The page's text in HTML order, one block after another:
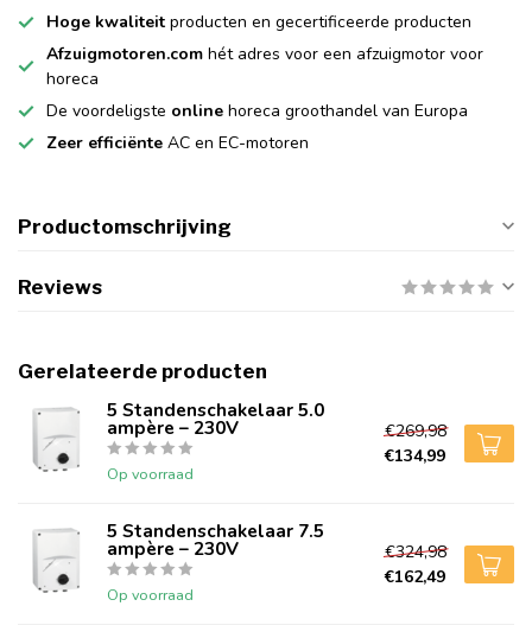
Hoge kwaliteit producten en gecertificeerde producten
Afzuigmotoren.com hét adres voor een afzuigmotor voor
horeca
De voordeligste online horeca groothandel van Europa
Zeer efficiënte AC en EC-motoren
Productomschrijving
Reviews
Gerelateerde producten
5 Standenschakelaar 5.0
ampère – 230V
Op voorraad
€269,98
€134,99
5 Standenschakelaar 7.5
ampère – 230V
Op voorraad
€324,98
€162,49